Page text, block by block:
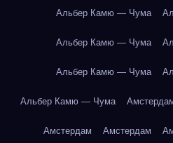
Альбер Камю — Чума
Альбер Камю — Чума
Альбер Камю — Чума
Альбер Камю — Чума
Амстердам Амстердам